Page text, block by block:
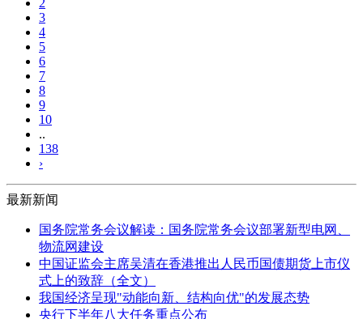
3
4
5
6
7
8
9
10
..
138
›
最新新闻
国务院常务会议解读：国务院常务会议部署新型电网、
物流网建设
中国证监会主席吴清在香港推出人民币国债期货上市仪
式上的致辞（全文）
我国经济呈现"动能向新、结构向优"的发展态势
央行下半年八大任务重点公布